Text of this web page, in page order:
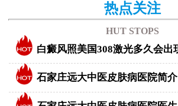
热点关注
HUT STOPS
石家庄远大中医皮肤病医院简介